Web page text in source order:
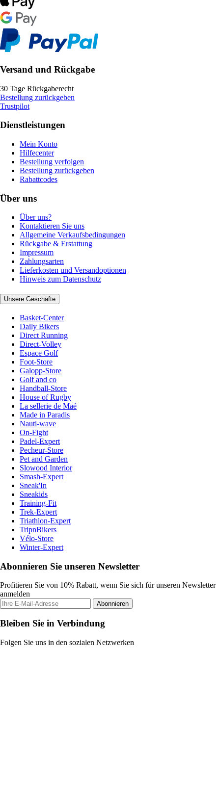
Versand und Rückgabe
30 Tage Rückgaberecht
Bestellung zurückgeben
Trustpilot
Dienstleistungen
Mein Konto
Hilfecenter
Bestellung verfolgen
Bestellung zurückgeben
Rabattcodes
Über uns
Über uns?
Kontaktieren Sie uns
Allgemeine Verkaufsbedingungen
Rückgabe & Erstattung
Impressum
Zahlungsarten
Lieferkosten und Versandoptionen
Hinweis zum Datenschutz
Unsere Geschäfte
Basket-Center
Daily Bikers
Direct Running
Direct-Volley
Espace Golf
Foot-Store
Galopp-Store
Golf and co
Handball-Store
House of Rugby
La sellerie de Maé
Made in Paradis
Nauti-wave
On-Fight
Padel-Expert
Pecheur-Store
Pet and Garden
Slowood Interior
Smash-Expert
Sneak'In
Sneakids
Training-Fit
Trek-Expert
Triathlon-Expert
TripnBikers
Vélo-Store
Winter-Expert
Abonnieren Sie unseren Newsletter
Profitieren Sie von 10% Rabatt, wenn Sie sich für unseren Newsletter
anmelden
Abonnieren
Bleiben Sie in Verbindung
Folgen Sie uns in den sozialen Netzwerken